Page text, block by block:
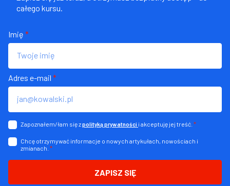
całego kursu.
Imię *
Adres e-mail *
Zapoznałem/łam się zpolityką prywatności i akceptuję jej treść. *
Chcę otrzymywać informacje o nowych artykułach, nowościach i
zmianach. *
ZAPISZ SIĘ